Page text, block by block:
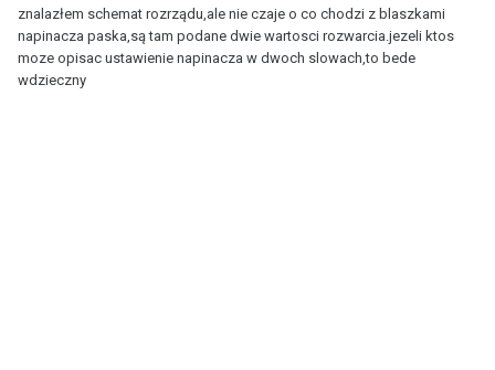
znalazłem schemat rozrządu,ale nie czaje o co chodzi z blaszkami
napinacza paska,są tam podane dwie wartosci rozwarcia.jezeli ktos
moze opisac ustawienie napinacza w dwoch slowach,to bede
wdzieczny